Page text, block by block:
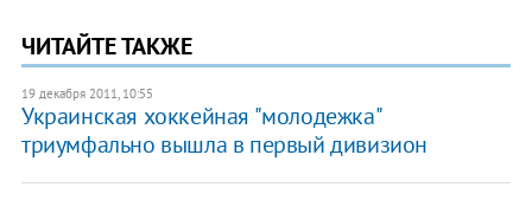
ЧИТАЙТЕ ТАКЖЕ
19 декабря 2011, 10:55
Украинская хоккейная "молодежка"
триумфально вышла в первый дивизион